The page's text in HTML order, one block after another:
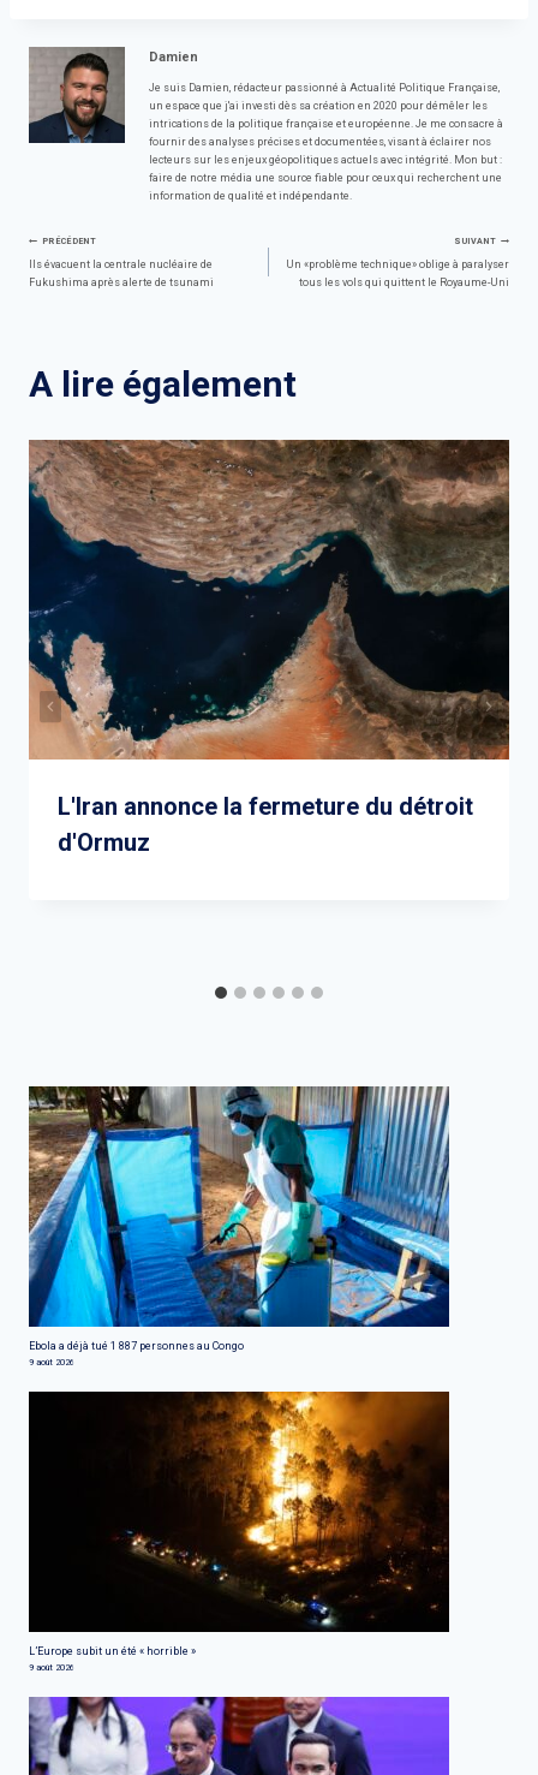
Damien
Je suis Damien, rédacteur passionné à Actualité Politique Française,
un espace que j'ai investi dès sa création en 2020 pour démêler les
intrications de la politique française et européenne. Je me consacre à
fournir des analyses précises et documentées, visant à éclairer nos
lecteurs sur les enjeux géopolitiques actuels avec intégrité. Mon but :
faire de notre média une source fiable pour ceux qui recherchent une
information de qualité et indépendante.
Navigation
PRÉCÉDENT
Ils évacuent la centrale nucléaire de
Fukushima après alerte de tsunami
SUIVANT
Un «problème technique» oblige à paralyser
tous les vols qui quittent le Royaume-Uni
A lire également
L'Iran annonce la fermeture du détroit
d'Ormuz
Ebola a déjà tué 1 887 personnes au Congo
9 août 2026
L’Europe subit un été « horrible »
9 août 2026